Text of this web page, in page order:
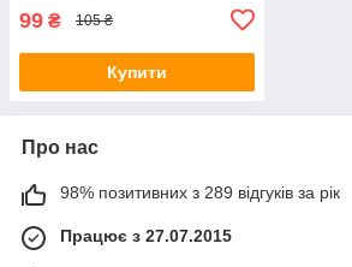
99 ₴ 105 ₴
Купити
Про нас
98% позитивних з 289 відгуків за рік
Працює з 27.07.2015